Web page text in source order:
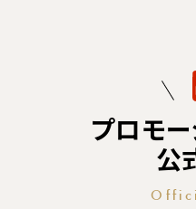
プロモ
公